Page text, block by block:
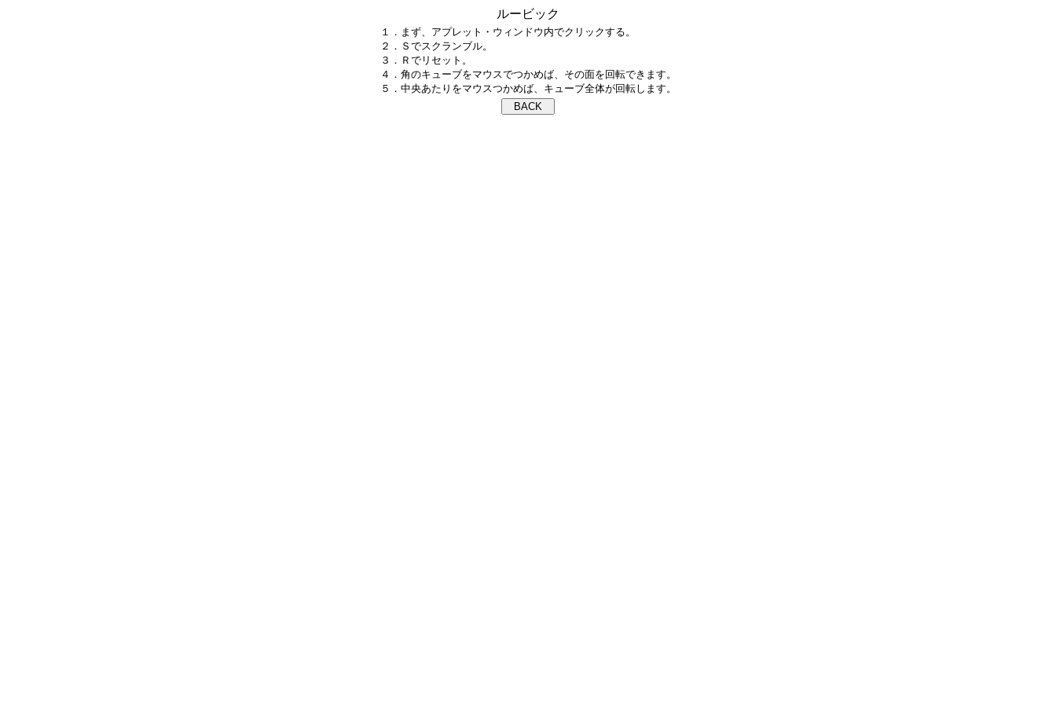
ルービック
１．まず、アプレット・ウィンドウ内でクリックする。
２．Ｓでスクランブル。
３．Ｒでリセット。
４．角のキューブをマウスでつかめば、その面を回転できます。